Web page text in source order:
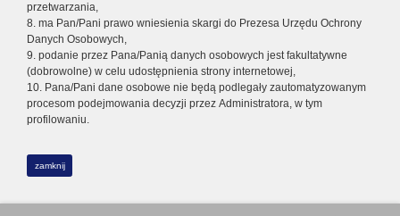
przetwarzania,
8. ma Pan/Pani prawo wniesienia skargi do Prezesa Urzędu Ochrony
Danych Osobowych,
9. podanie przez Pana/Panią danych osobowych jest fakultatywne
(dobrowolne) w celu udostępnienia strony internetowej,
10. Pana/Pani dane osobowe nie będą podlegały zautomatyzowanym
procesom podejmowania decyzji przez Administratora, w tym
profilowaniu.
zamknij